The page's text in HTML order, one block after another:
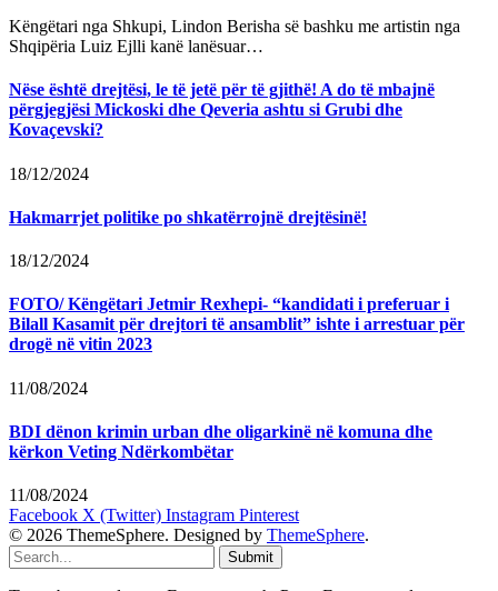
Këngëtari nga Shkupi, Lindon Berisha së bashku me artistin nga
Shqipëria Luiz Ejlli kanë lanësuar…
Nëse është drejtësi, le të jetë për të gjithë! A do të mbajnë
përgjegjësi Mickoski dhe Qeveria ashtu si Grubi dhe
Kovaçevski?
18/12/2024
Hakmarrjet politike po shkatërrojnë drejtësinë!
18/12/2024
FOTO/ Këngëtari Jetmir Rexhepi- “kandidati i preferuar i
Bilall Kasamit për drejtori të ansamblit” ishte i arrestuar për
drogë në vitin 2023
11/08/2024
BDI dënon krimin urban dhe oligarkinë në komuna dhe
kërkon Veting Ndërkombëtar
11/08/2024
Facebook X (Twitter) Instagram Pinterest
© 2026 ThemeSphere. Designed by ThemeSphere.
Submit